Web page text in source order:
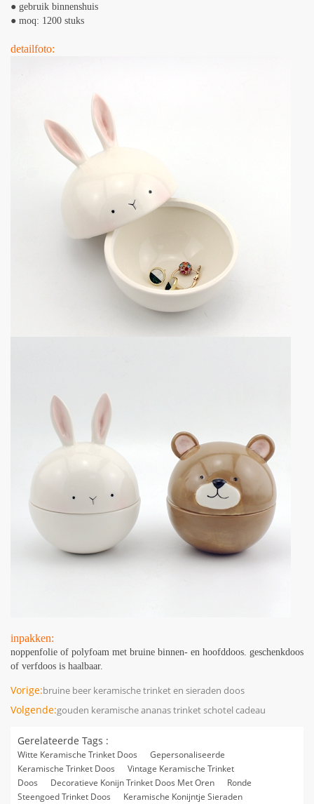
● gebruik binnenshuis
● moq: 1200 stuks
detailfoto:
inpakken:
noppenfolie of polyfoam met bruine binnen- en hoofddoos. geschenkdoos
of verfdoos is haalbaar.
Vorige:bruine beer keramische trinket en sieraden doos
Volgende:gouden keramische ananas trinket schotel cadeau
Gerelateerde Tags :
Witte Keramische Trinket Doos
Gepersonaliseerde
Keramische Trinket Doos
Vintage Keramische Trinket
Doos
Decoratieve Konijn Trinket Doos Met Oren
Ronde
Steengoed Trinket Doos
Keramische Konijntje Sieraden